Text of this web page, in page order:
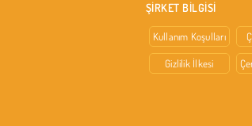
ŞİRKET BİLGİSİ
Kullanım Koşulları
Gizlilik İlkesi